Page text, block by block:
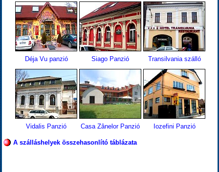
Déja Vu panzió Siago Panzió Transilvania szálló
Vidalis Panzió Casa Zânelor Panzió Iozefini Panzió
A szálláshelyek összehasonlító táblázata